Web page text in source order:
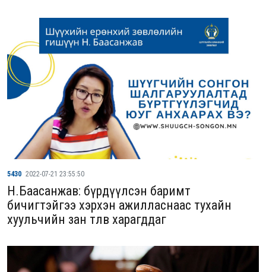
5430 2022-07-21 23:55:50
Н.Баасанжав: бүрдүүлсэн баримт
бичигтэйгээ хэрхэн ажилласнаас тухайн
хуульчийн зан төлөв харагддаг